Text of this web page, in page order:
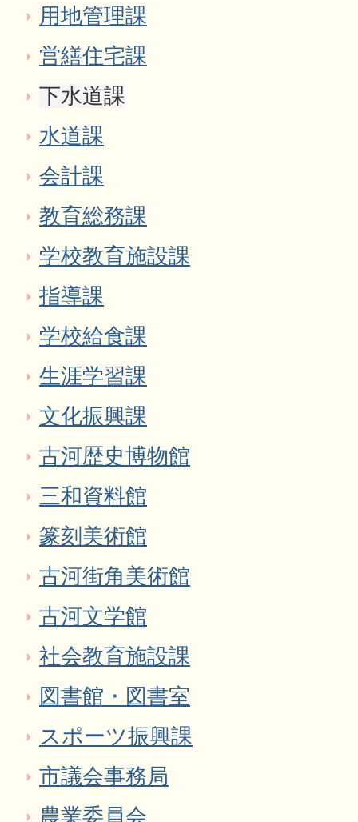
用地管理課
営繕住宅課
下水道課
水道課
会計課
教育総務課
学校教育施設課
指導課
学校給食課
生涯学習課
文化振興課
古河歴史博物館
三和資料館
篆刻美術館
古河街角美術館
古河文学館
社会教育施設課
図書館・図書室
スポーツ振興課
市議会事務局
農業委員会